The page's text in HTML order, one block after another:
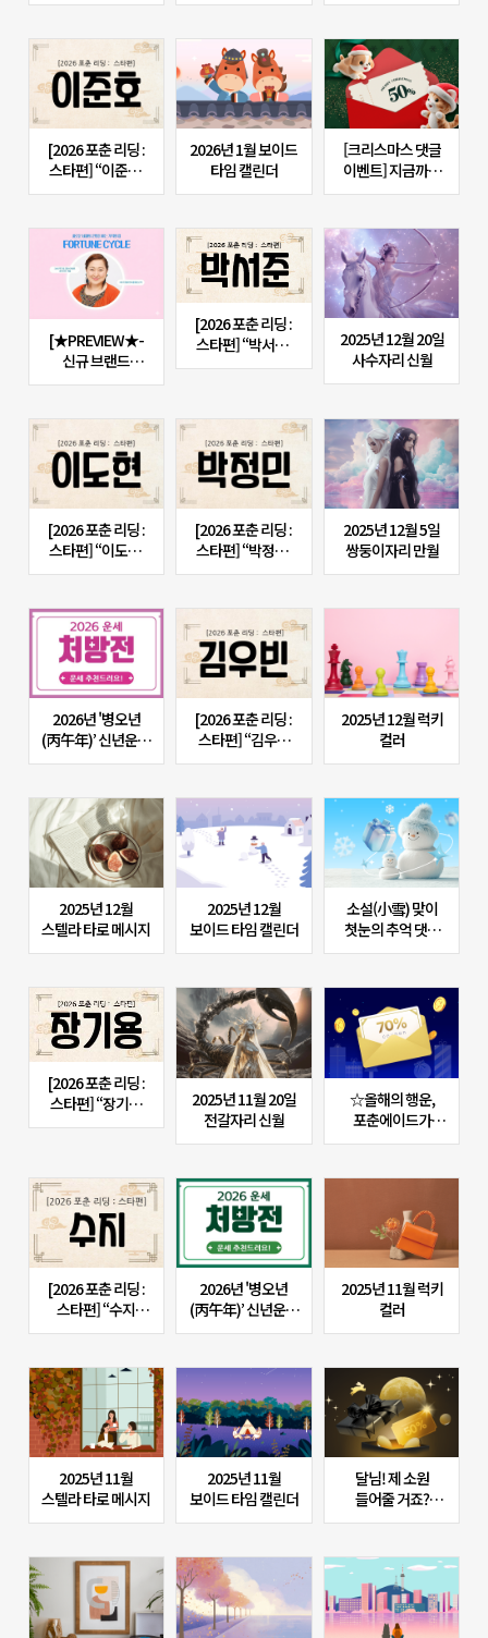
[2026 포춘 리딩 :
스타편] “이준호,
2026년 당신의
예언하다!래 :
타이밍은 당신의
편”
2026년 1월 보이드
타임 캘린더
[크리스마스 댓글
이벤트] 지금까지
가장 만족스러웠던
추천해주세요★
[★PREVIEW★-
신규 브랜드
엿보기] 새로운
기적의 힘
‘포춘사이클'
(12/25 OPEN★)
[2026 포춘 리딩 :
스타편] “박서준,
2026년 12개월을
성장하는 한 해”
2025년 12월 20일
사수자리 신월
[2026 포춘 리딩 :
스타편] “이도현,
2026년 사주명리학
작은 성취에 집중!”
[2026 포춘 리딩 :
스타편] “박정민,
2026년 토정비결
기회의 해”
2025년 12월 5일
쌍둥이자리 만월
2026년 '병오년
(丙午年)’ 신년운세
처방전!(2탄)
[2026 포춘 리딩 :
스타편] “김우빈
2026 운세 리포트:
오른다”
2025년 12월 럭키
컬러
2025년 12월
스텔라 타로 메시지
2025년 12월
보이드 타임 캘린더
소설(小雪) 맞이
첫눈의 추억 댓글
이벤트 OPEN!
해몽까지 보고
가세요!)
[2026 포춘 리딩 :
스타편] “장기용
신년사주 분석: 꽃이
2025년 11월 20일
전갈자리 신월
☆올해의 행운,
포춘에이드가
선물합니다 (댓글
[2026 포춘 리딩 :
스타편] “수지
신년사주 분석:
외유내강형의
운명과 사랑, 그리고
대성 기운은?”
2026년 '병오년
(丙午年)’ 신년운세
처방전!(1탄)
2025년 11월 럭키
컬러
2025년 11월
스텔라 타로 메시지
2025년 11월
보이드 타임 캘린더
달님! 제 소원
들어줄 거죠?
12별자리가 비는